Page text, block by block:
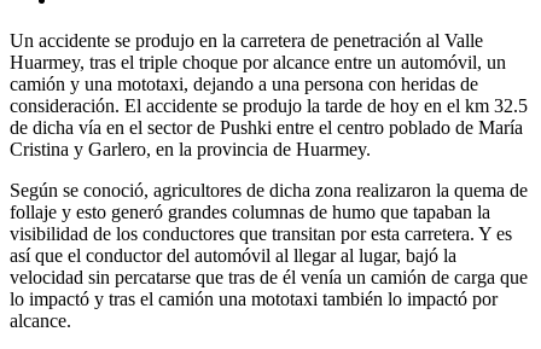
Un accidente se produjo en la carretera de penetración al Valle
Huarmey, tras el triple choque por alcance entre un automóvil, un
camión y una mototaxi, dejando a una persona con heridas de
consideración. El accidente se produjo la tarde de hoy en el km 32.5
de dicha vía en el sector de Pushki entre el centro poblado de María
Cristina y Garlero, en la provincia de Huarmey.
Según se conoció, agricultores de dicha zona realizaron la quema de
follaje y esto generó grandes columnas de humo que tapaban la
visibilidad de los conductores que transitan por esta carretera. Y es
así que el conductor del automóvil al llegar al lugar, bajó la
velocidad sin percatarse que tras de él venía un camión de carga que
lo impactó y tras el camión una mototaxi también lo impactó por
alcance.